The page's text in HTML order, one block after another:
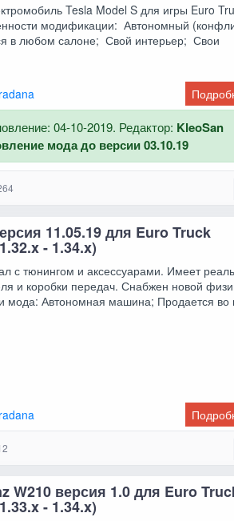
Tesla Model S для игры Euro
модификации: Автономный
в любом салоне; Свой интерьер; Свои
04-10-2019. Редактор: KleoSan
мода до версии 03.10.19
11.05.19 для Euro Truck
- 1.34.x)
с тюнингом и аксессуарами. Имеет
и коробки передач. Снабжен новой
мода: Автономная машина; Продается во
W210 версия 1.0 для Euro
- 1.34.x)